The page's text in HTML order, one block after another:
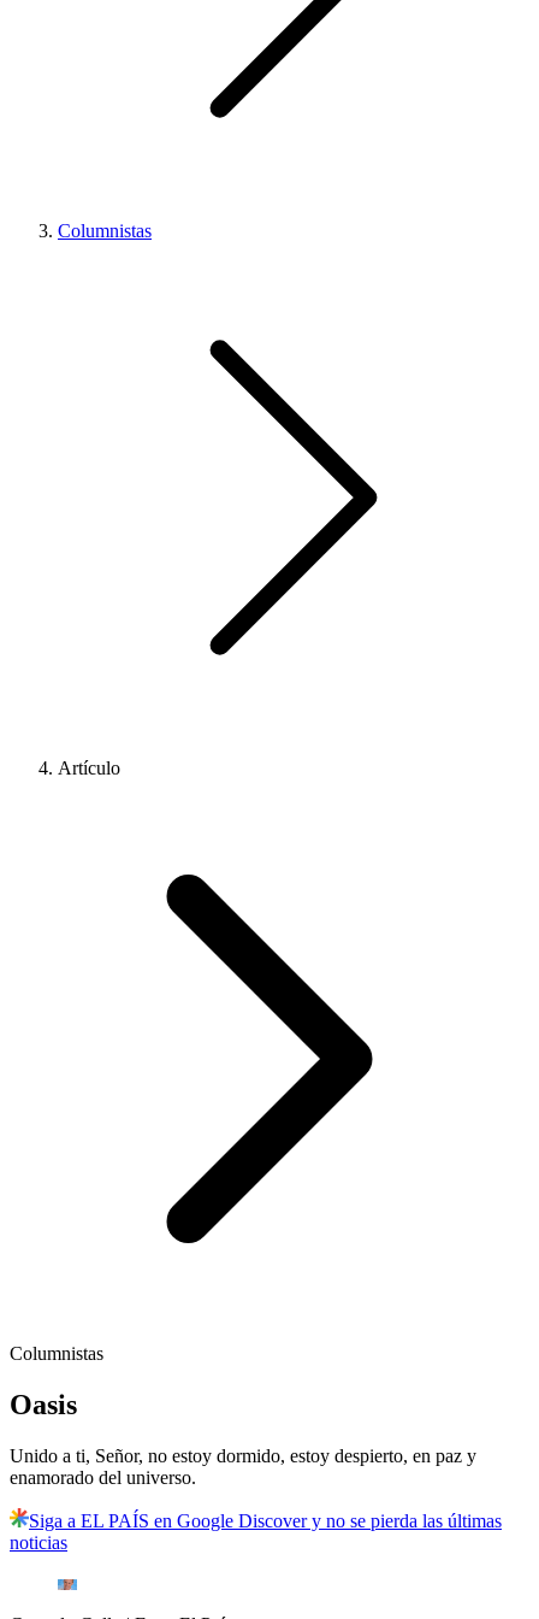
Columnistas
Artículo
Columnistas
Oasis
Unido a ti, Señor, no estoy dormido, estoy despierto, en paz y
enamorado del universo.
Siga a EL PAÍS en Google Discover y no se pierda las últimas
noticias